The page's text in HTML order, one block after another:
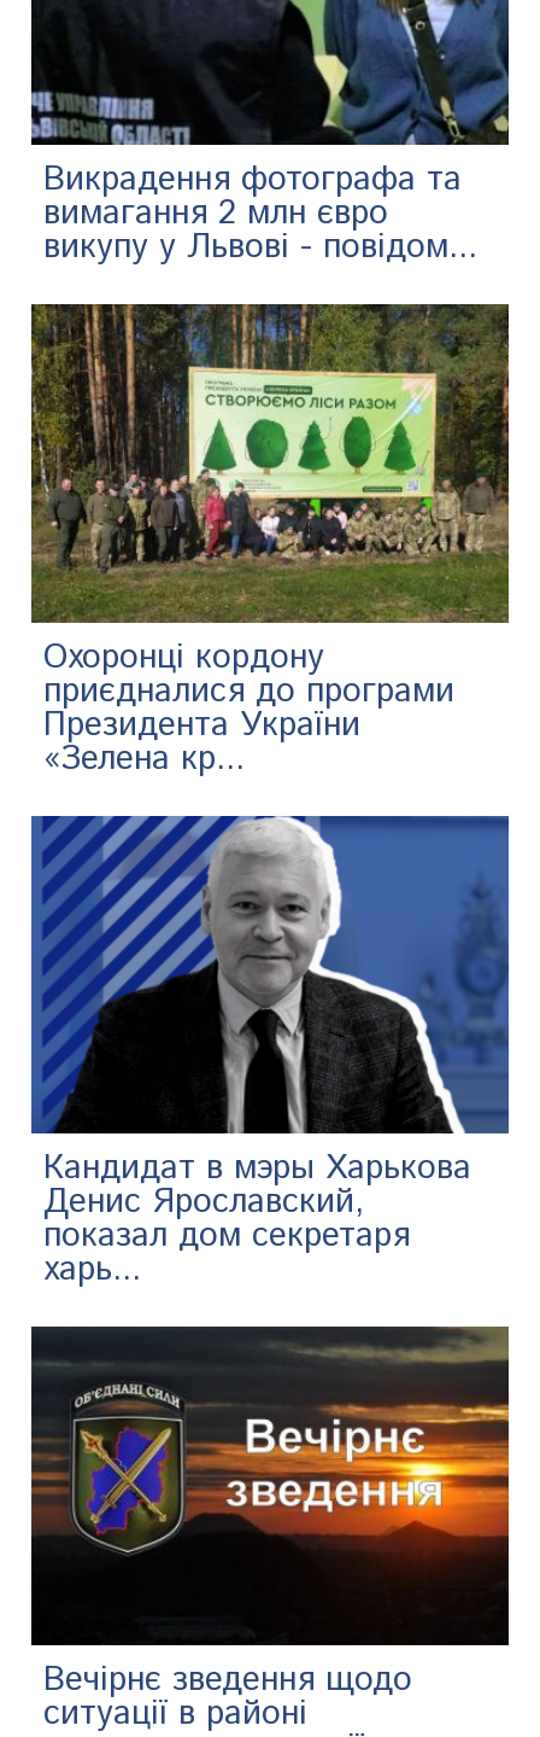
Викрадення фотографа та
вимагання 2 млн євро
викупу у Львові - повідом...
Охоронці кордону
приєдналися до програми
Президента України
«Зелена кр...
Кандидат в мэры Харькова
Денис Ярославский,
показал дом секретаря
харь...
Вечірнє зведення щодо
ситуації в районі